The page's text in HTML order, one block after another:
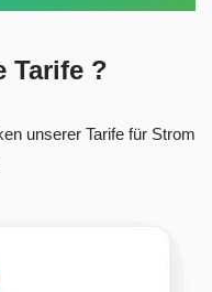
Tarife ?
unserer Tarife für Strom